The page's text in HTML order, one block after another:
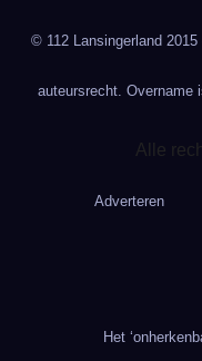
© 112 Lansingerland
auteursrecht. Overname
Alle
Adverteren
Het